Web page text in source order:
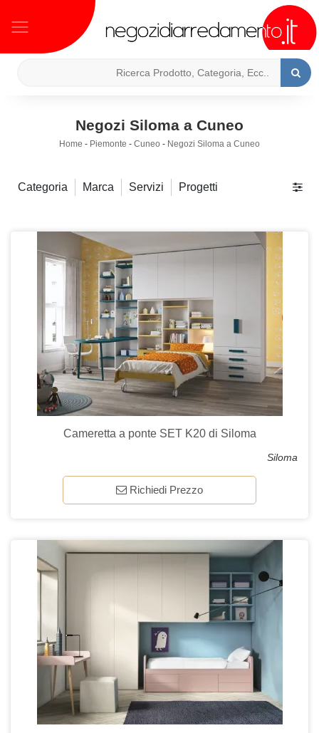
Negozi Siloma a Cuneo
Home - Piemonte - Cuneo - Negozi Siloma a Cuneo
Categoria Marca Servizi Progetti
Cameretta a ponte SET K20 di Siloma
Siloma
Richiedi Prezzo